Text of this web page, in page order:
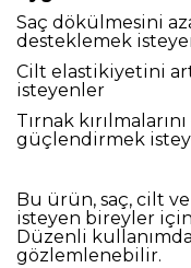
Saç dökülmesini
desteklemek
Cilt elastikiyetini
isteyenler
Tırnak
güçlendirmek
Bu ürün, saç, cilt ve
isteyen bireyler
Düzenli
gözlemlenebilir.